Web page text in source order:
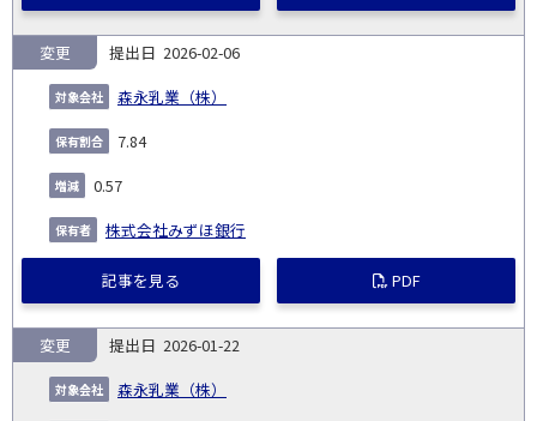
2026-02-06
森永乳業（株）
変更
7.84
0.57
株式会社みずほ銀行
記事を見る PDF
2026-01-22
森永乳業（株）
変更